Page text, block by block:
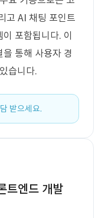
고 AI 채팅 포인트
포함됩니다. 이
통해 사용자 경
습니다.
받으세요.
트엔드 개발